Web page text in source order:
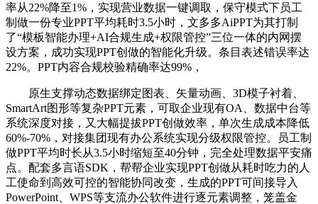
率从22%降至1%，实现营业数据一键调取，保守模式下员工
制做一份专业PPT平均耗时3.5小时，文多多AiPPT为其打制
了“模板智能办理+AI合规生成+权限管控”三位一体的内网摆
设方案，成功实现PPT创做的智能化升级。条目表述错误率达
22%。PPT内容合规校验精确率达99%，
原生支撑动态数据绑定图表、矢量动画、3D模子衬着、
SmartArt图形等复杂PPT元素，可取企业现有OA、数据中台等
系统深度对接，又大幅提拔PPT创做效率，单次生成成本降低
60%-70%，对接集团现有办公系统实现分级权限管控。员工制
做PPT平均时长从3.5小时缩短至40分钟，完全处理数据平安痛
点。配套多言语SDK，帮帮企业实现PPT创做从耗时吃力的人
工使命到高效可控的智能协同改变，生成的PPT可间接导入
PowerPoint、WPS等支流办公软件进行逐元素调整，笼盖金